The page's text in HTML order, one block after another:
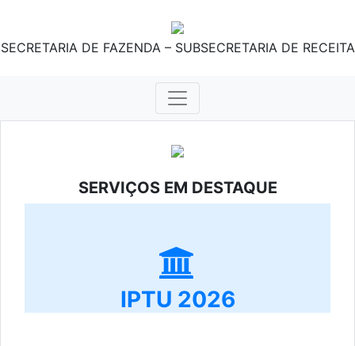
SECRETARIA DE FAZENDA – SUBSECRETARIA DE RECEITA
SERVIÇOS EM DESTAQUE
IPTU 2026